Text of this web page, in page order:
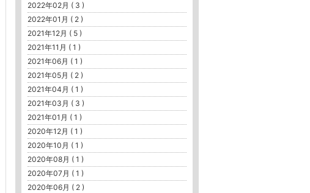
2022年02月 ( 3 )
2022年01月 ( 2 )
2021年12月 ( 5 )
2021年11月 ( 1 )
2021年06月 ( 1 )
2021年05月 ( 2 )
2021年04月 ( 1 )
2021年03月 ( 3 )
2021年01月 ( 1 )
2020年12月 ( 1 )
2020年10月 ( 1 )
2020年08月 ( 1 )
2020年07月 ( 1 )
2020年06月 ( 2 )